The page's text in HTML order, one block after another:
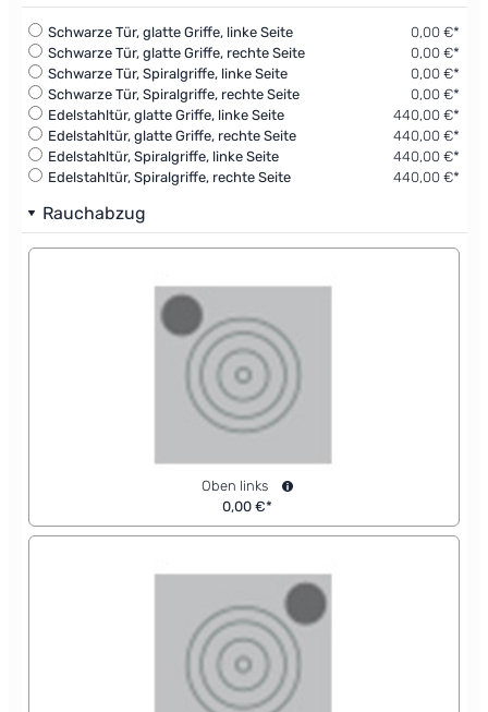
Schwarze Tür, glatte Griffe, linke Seite
0,00 €*
Schwarze Tür, glatte Griffe, rechte Seite
0,00 €*
Schwarze Tür, Spiralgriffe, linke Seite
0,00 €*
Schwarze Tür, Spiralgriffe, rechte Seite
0,00 €*
Edelstahltür, glatte Griffe, linke Seite
440,00 €*
Edelstahltür, glatte Griffe, rechte Seite
440,00 €*
Edelstahltür, Spiralgriffe, linke Seite
440,00 €*
Edelstahltür, Spiralgriffe, rechte Seite
440,00 €*
Rauchabzug
Oben links
0,00 €*